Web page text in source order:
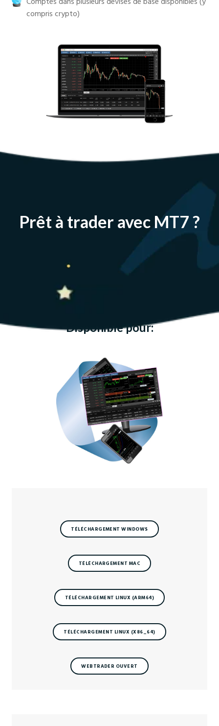
compris crypto)
Prêt à trader avec MT7 ?
Disponible pour:
TÉLÉCHARGEMENT WINDOWS
TÉLÉCHARGEMENT MAC
TÉLÉCHARGEMENT LINUX (ARM64)
TÉLÉCHARGEMENT LINUX (X86_64)
WEBTRADER OUVERT